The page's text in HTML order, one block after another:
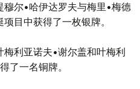
尔•哈伊达罗夫与梅里•梅德
目中获得了一枚银牌。
利亚诺夫•谢尔盖和叶梅利
了一名铜牌。